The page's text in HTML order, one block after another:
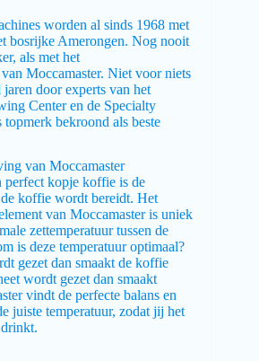
worden al sinds 1968 met
bosrijke Amerongen. Nog nooit
als met het
Moccamaster. Niet voor niets
door experts van het
Center en de Specialty
bekroond als beste
van Moccamaster
perfect kopje koffie is de
koffie wordt bereidt. Het
van Moccamaster is uniek
zettemperatuur tussen de
is deze temperatuur optimaal?
gezet dan smaakt de koffie
wordt gezet dan smaakt
vindt de perfecte balans en
juiste temperatuur, zodat jij het